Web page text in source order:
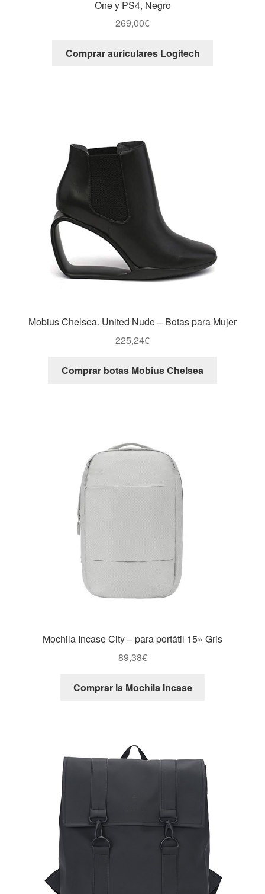
One y PS4, Negro
269,00€
Comprar auriculares Logitech
Mobius Chelsea. United Nude – Botas para Mujer
225,24€
Comprar botas Mobius Chelsea
Mochila Incase City – para portátil 15» Gris
89,38€
Comprar la Mochila Incase